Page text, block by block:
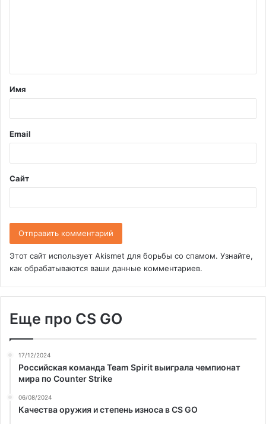
т
а
й
*
Имя
Email
Сайт
Этот сайт использует Akismet для борьбы со спамом. Узнайте,
как обрабатываются ваши данные комментариев.
Еще про CS GO
17/12/2024
Российская команда Team Spirit выиграла чемпионат
мира по Counter Strike
06/08/2024
Качества оружия и степень износа в CS GO